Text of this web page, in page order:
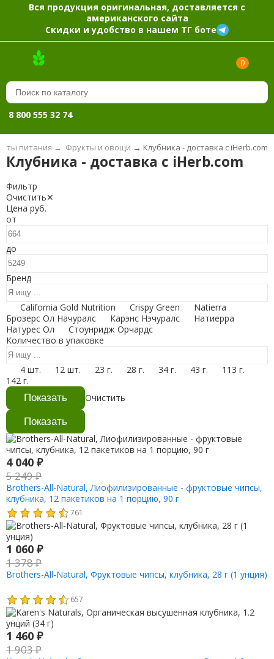
Вся продукция оригинальная, доставляется с
американского сайта
Скидки и удобство в нашем ТГ боте
0
8 800 555 32 74
питания → Фрукты и овощи → Клубника - доставка с iHerb.com
Клубника - доставка с iHerb.com
Фильтр
Очистить✕
Цена руб.
от
до
Бренд
California Gold Nutrition Crispy Green
Natierra
Брозерс Ол Начуралс
Карэнс Нэчуралс
Натиерра
Натурес Ол
Стоунридж Орчардс
Количество в упаковке
4 шт. 12 шт. 23 г. 28 г. 34 г. 43 г.
113 г.
142 г.
Очистить
4 040 ₽
5 249₽
Brothers-All-Natural, Лиофилизированные - фруктовые чипсы,
клубника, 12 пакетиков на 1 порцию, 90 г
761
1 060 ₽
1 378₽
Brothers-All-Natural, Фруктовые чипсы, клубника, 28 г (1 унция)
657
1 460 ₽
1 903₽